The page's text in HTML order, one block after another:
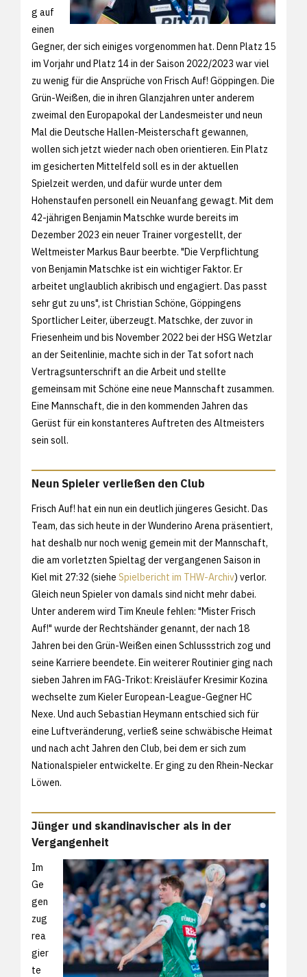
g auf
einen
Gegner, der sich einiges vorgenommen hat. Denn Platz 15
im Vorjahr und Platz 14 in der Saison 2022/2023 war viel
zu wenig für die Ansprüche von Frisch Auf! Göppingen. Die
Grün-Weißen, die in ihren Glanzjahren unter anderem
zweimal den Europapokal der Landesmeister und neun
Mal die Deutsche Hallen-Meisterschaft gewannen,
wollen sich jetzt wieder nach oben orientieren. Ein Platz
im gesicherten Mittelfeld soll es in der aktuellen
Spielzeit werden, und dafür wurde unter dem
Hohenstaufen personell ein Neuanfang gewagt. Mit dem
42-jährigen Benjamin Matschke wurde bereits im
Dezember 2023 ein neuer Trainer vorgestellt, der
Weltmeister Markus Baur beerbte. "Die Verpflichtung
von Benjamin Matschke ist ein wichtiger Faktor. Er
arbeitet unglaublich akribisch und engagiert. Das passt
sehr gut zu uns", ist Christian Schöne, Göppingens
Sportlicher Leiter, überzeugt. Matschke, der zuvor in
Friesenheim und bis November 2022 bei der HSG Wetzlar
an der Seitenlinie, machte sich in der Tat sofort nach
Vertragsunterschrift an die Arbeit und stellte
gemeinsam mit Schöne eine neue Mannschaft zusammen.
Eine Mannschaft, die in den kommenden Jahren das
Gerüst für ein konstanteres Auftreten des Altmeisters
sein soll.
Neun Spieler verließen den Club
Frisch Auf! hat ein nun ein deutlich jüngeres Gesicht. Das
Team, das sich heute in der Wunderino Arena präsentiert,
hat deshalb nur noch wenig gemein mit der Mannschaft,
die am vorletzten Spieltag der vergangenen Saison in
Kiel mit 27:32 (siehe Spielbericht im THW-Archiv) verlor.
Gleich neun Spieler von damals sind nicht mehr dabei.
Unter anderem wird Tim Kneule fehlen: "Mister Frisch
Auf!" wurde der Rechtshänder genannt, der nach 18
Jahren bei den Grün-Weißen einen Schlussstrich zog und
seine Karriere beendete. Ein weiterer Routinier ging nach
sieben Jahren im FAG-Trikot: Kreisläufer Kresimir Kozina
wechselte zum Kieler European-League-Gegner HC
Nexe. Und auch Sebastian Heymann entschied sich für
eine Luftveränderung, verließ seine schwäbische Heimat
und nach acht Jahren den Club, bei dem er sich zum
Nationalspieler entwickelte. Er ging zu den Rhein-Neckar
Löwen.
Jünger und skandinavischer als in der
Vergangenheit
Im
Ge
gen
zug
rea
gier
te